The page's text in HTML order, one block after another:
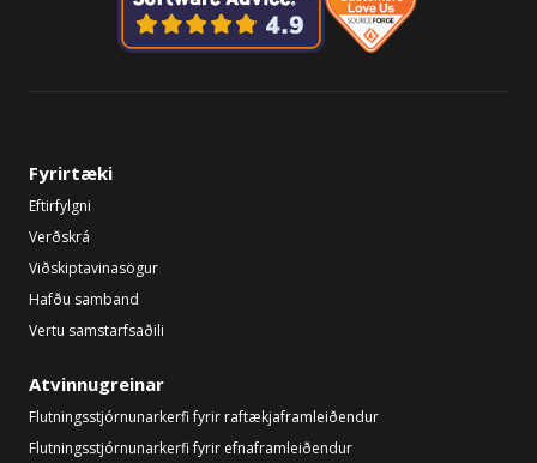
Fyrirtæki
Eftirfylgni
Verðskrá
Viðskiptavinasögur
Hafðu samband
Vertu samstarfsaðili
Atvinnugreinar
Flutningsstjórnunarkerfi fyrir raftækjaframleiðendur
Flutningsstjórnunarkerfi fyrir efnaframleiðendur